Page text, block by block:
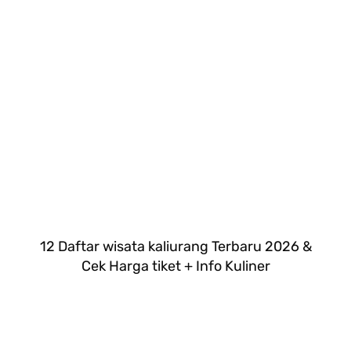
12 Daftar wisata kaliurang Terbaru 2026 &
Cek Harga tiket + Info Kuliner